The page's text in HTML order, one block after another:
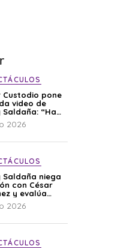
Custodio pone
video de
Saldaña: “Hay
que de repente
editado”
2026
Saldaña niega
con César
y evalúa
a su
“Es una
2026